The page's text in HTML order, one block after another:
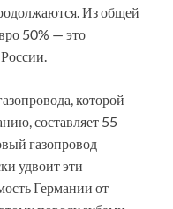
Из общей
50% — это
которой
составляет 55
газопровод
удвоит эти
Германии от